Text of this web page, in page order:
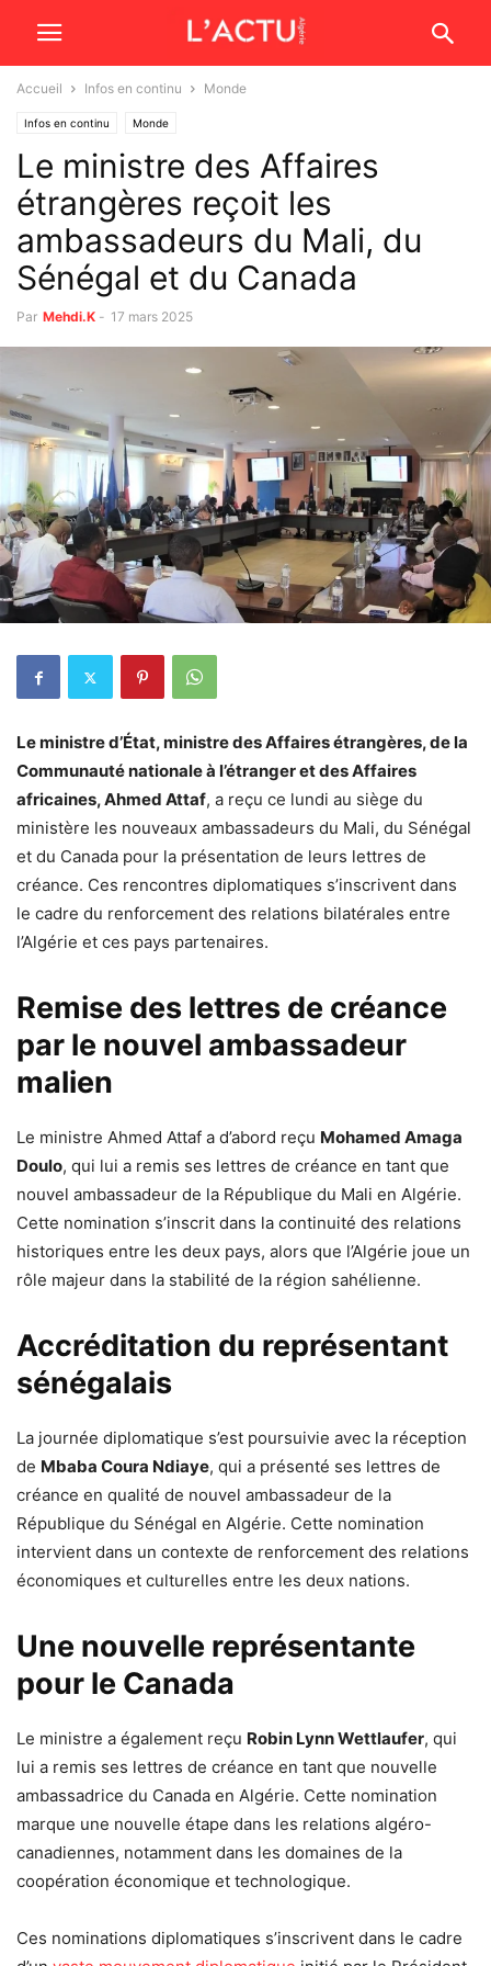
Accueil Infos en continu Monde
Infos en continu Monde
Le ministre des Affaires
étrangères reçoit les
ambassadeurs du Mali, du
Sénégal et du Canada
Par Mehdi.K - 17 mars 2025
Le ministre d’État, ministre des Affaires étrangères, de la
Communauté nationale à l’étranger et des Affaires
africaines, Ahmed Attaf, a reçu ce lundi au siège du
ministère les nouveaux ambassadeurs du Mali, du Sénégal
et du Canada pour la présentation de leurs lettres de
créance. Ces rencontres diplomatiques s’inscrivent dans
le cadre du renforcement des relations bilatérales entre
l’Algérie et ces pays partenaires.
Remise des lettres de créance
par le nouvel ambassadeur
malien
Le ministre Ahmed Attaf a d’abord reçu Mohamed Amaga
Doulo, qui lui a remis ses lettres de créance en tant que
nouvel ambassadeur de la République du Mali en Algérie.
Cette nomination s’inscrit dans la continuité des relations
historiques entre les deux pays, alors que l’Algérie joue un
rôle majeur dans la stabilité de la région sahélienne.
Accréditation du représentant
sénégalais
La journée diplomatique s’est poursuivie avec la réception
de Mbaba Coura Ndiaye, qui a présenté ses lettres de
créance en qualité de nouvel ambassadeur de la
République du Sénégal en Algérie. Cette nomination
intervient dans un contexte de renforcement des relations
économiques et culturelles entre les deux nations.
Une nouvelle représentante
pour le Canada
Le ministre a également reçu Robin Lynn Wettlaufer, qui
lui a remis ses lettres de créance en tant que nouvelle
ambassadrice du Canada en Algérie. Cette nomination
marque une nouvelle étape dans les relations algéro-
canadiennes, notamment dans les domaines de la
coopération économique et technologique.
Ces nominations diplomatiques s’inscrivent dans le cadre